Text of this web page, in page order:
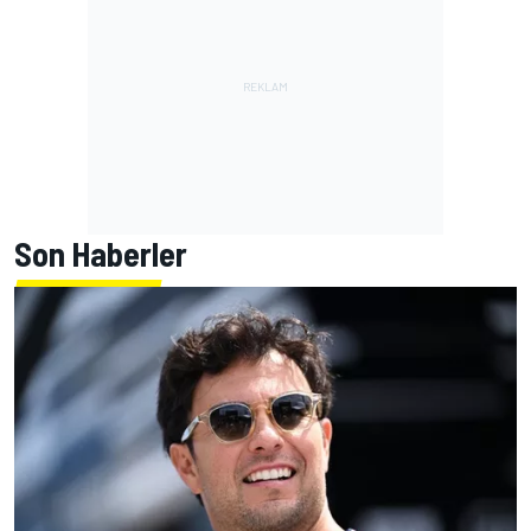
Son Haberler